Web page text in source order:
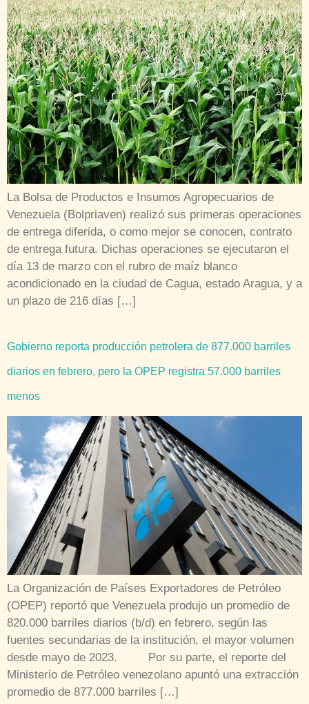
La Bolsa de Productos e Insumos Agropecuarios de
Venezuela (Bolpriaven) realizó sus primeras operaciones
de entrega diferida, o como mejor se conocen, contrato
de entrega futura. Dichas operaciones se ejecutaron el
día 13 de marzo con el rubro de maíz blanco
acondicionado en la ciudad de Cagua, estado Aragua, y a
un plazo de 216 días […]
Gobierno reporta producción petrolera de 877.000 barriles
diarios en febrero, pero la OPEP registra 57.000 barriles
menos
La Organización de Países Exportadores de Petróleo
(OPEP) reportó que Venezuela produjo un promedio de
820.000 barriles diarios (b/d) en febrero, según las
fuentes secundarias de la institución, el mayor volumen
desde mayo de 2023. Por su parte, el reporte del
Ministerio de Petróleo venezolano apuntó una extracción
promedio de 877.000 barriles […]